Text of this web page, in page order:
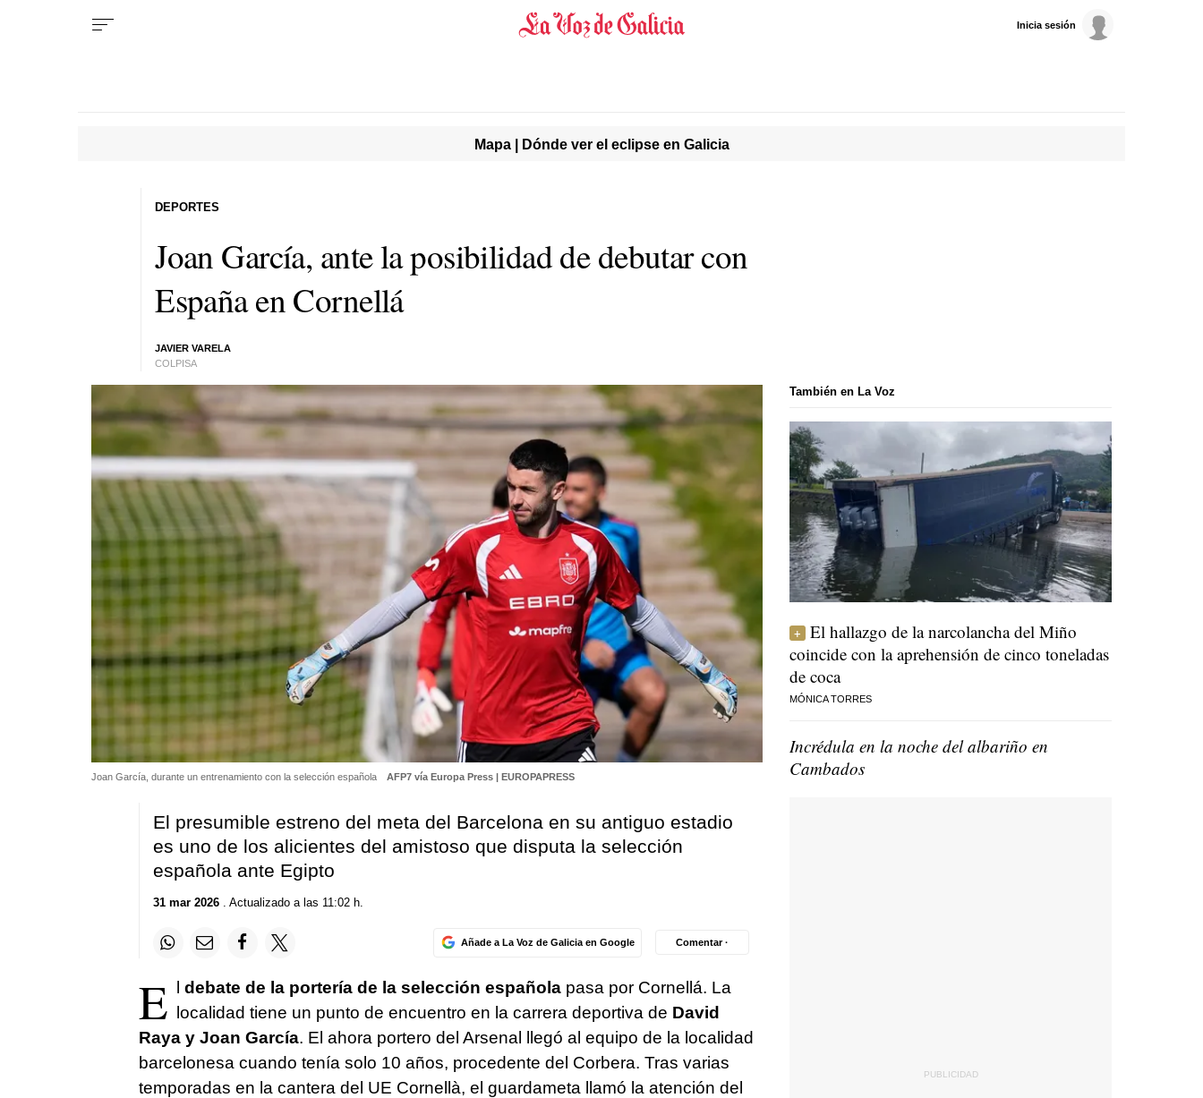
Inicia sesión
Mapa | Dónde ver el eclipse en Galicia
Joan García, ante la posibilidad de debutar con
España en Cornellá
JAVIER VARELA
COLPISA
DEPORTES
Joan García, durante un entrenamiento con la selección española AFP7 vía Europa Press | EUROPAPRESS
El presumible estreno del meta del Barcelona en su antiguo estadio
es uno de los alicientes del amistoso que disputa la selección
española ante Egipto
31 mar 2026. Actualizado a las 11:02 h.
Añade a La Voz de Galicia en Google Comentar ·
E l debate de la portería de la selección españolapasa por Cornellá. La
localidad tiene un punto de encuentro en la carrera deportiva de David
Raya y Joan García. El ahora portero del Arsenal llegó al equipo de la localidad
barcelonesa cuando tenía solo 10 años, procedente del Corbera. Tras varias
temporadas en la cantera del UE Cornellà, el guardameta llamó la atención del
También en La Voz
El hallazgo de la narcolancha del Miño
coincide con la aprehensión de cinco toneladas
de coca
MÓNICA TORRES
Incrédula en la noche del albariño en
Cambados